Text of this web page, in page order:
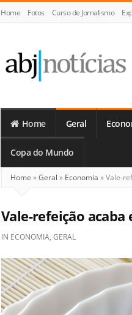
Home Fotos Curso de Jornalismo
Notícias
Home Geral
Copa do Mundo
Home »Geral » Economia »Vale-
Vale-refeição
IN ECONOMIA, GERAL